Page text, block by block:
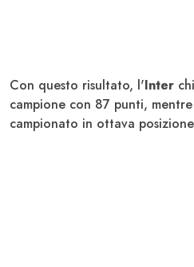
Con questo risultato, l'Inter
campione con 87 punti,
campionato in ottava